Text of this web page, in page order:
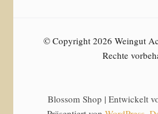
© Copyright 2026 Weingut
Rechte
Blossom Shop | Entwickelt